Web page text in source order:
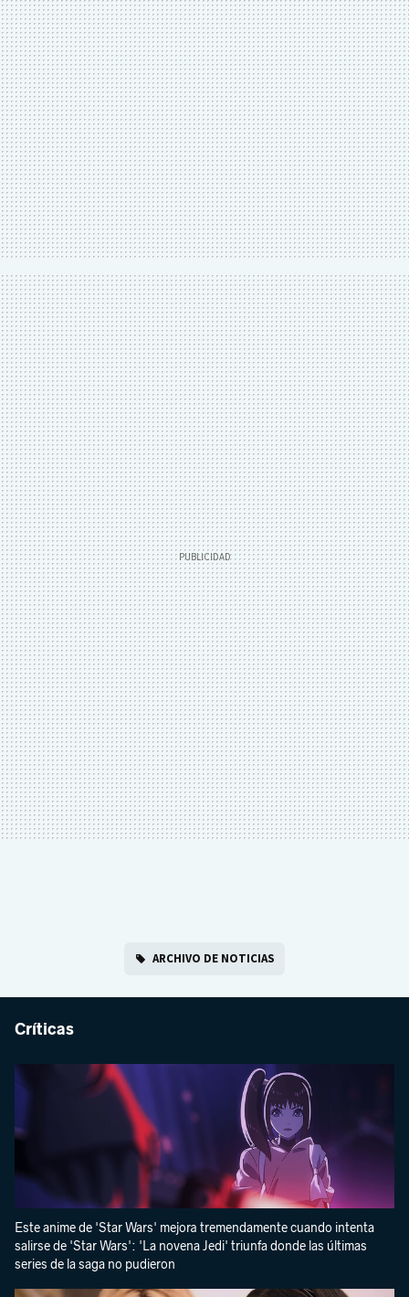
ARCHIVO DE NOTICIAS
Críticas
Este anime de 'Star Wars' mejora tremendamente cuando intenta
salirse de 'Star Wars': 'La novena Jedi' triunfa donde las últimas
series de la saga no pudieron